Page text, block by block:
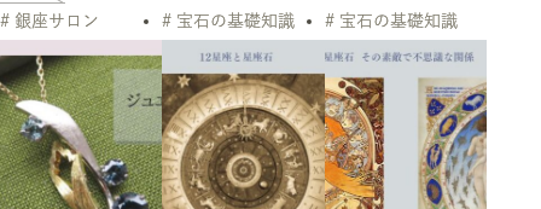
# 銀座サロン # 宝石の基礎知識 # 宝石の基礎知識